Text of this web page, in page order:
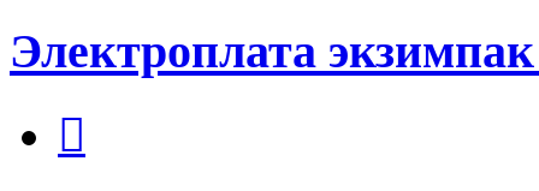
Электроплата